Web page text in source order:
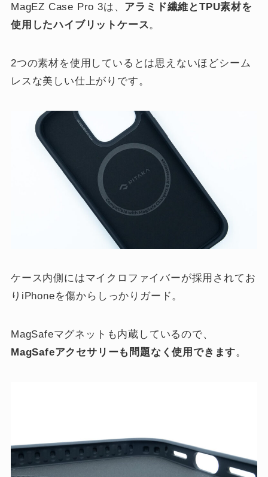
MagEZ Case Pro 3は、 アラミド繊維とTPU素材を
使用したハイブリットケース。
2つの素材を使用しているとは思えないほどシーム
レスな美しい仕上がりです。
ケース内側にはマイクロファイバーが採用されてお
りiPhoneを傷からしっかりガード。
MagSafeマグネットも内蔵しているので、
MagSafeアクセサリーも問題なく使用できます。